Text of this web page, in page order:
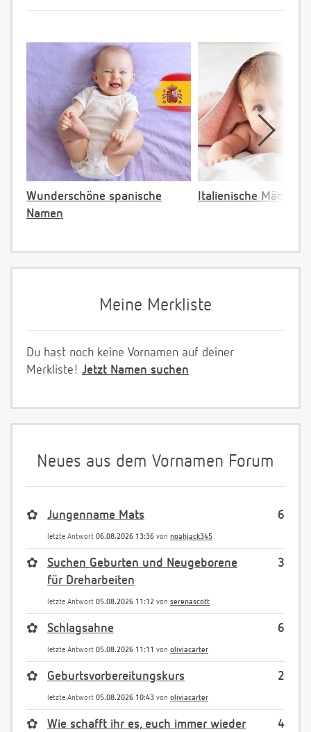
Wunderschöne spanische
Namen
Italienische
Meine Merkliste
Du hast noch keine Vornamen auf deiner
Merkliste! Jetzt Namen suchen
Neues aus dem Vornamen Forum
6
✿ Jungenname Mats
letzte Antwort 06.08.2026 13:36 von noahjack345
3
✿
Suchen Geburten und Neugeborene
für Dreharbeiten
letzte Antwort 05.08.2026 11:12 von serenascott
6
✿ Schlagsahne
letzte Antwort 05.08.2026 11:11 von oliviacarter
2
✿ Geburtsvorbereitungskurs
letzte Antwort 05.08.2026 10:43 von oliviacarter
4
✿
Wie schafft ihr es, euch immer wieder